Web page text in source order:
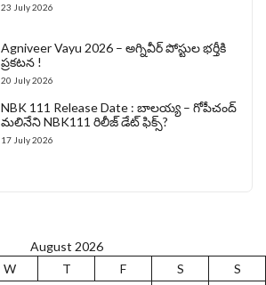
23 July 2026
Agniveer Vayu 2026 – అగ్నివీర్‌ పోస్టుల భర్తీకి
ప్రకటన !
20 July 2026
NBK 111 Release Date : బాలయ్య – గోపీచంద్
మలినేని NBK111 రిలీజ్ డేట్ ఫిక్స్?
17 July 2026
August 2026
W T F S
S